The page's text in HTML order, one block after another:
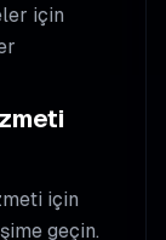
için
için
geçin.